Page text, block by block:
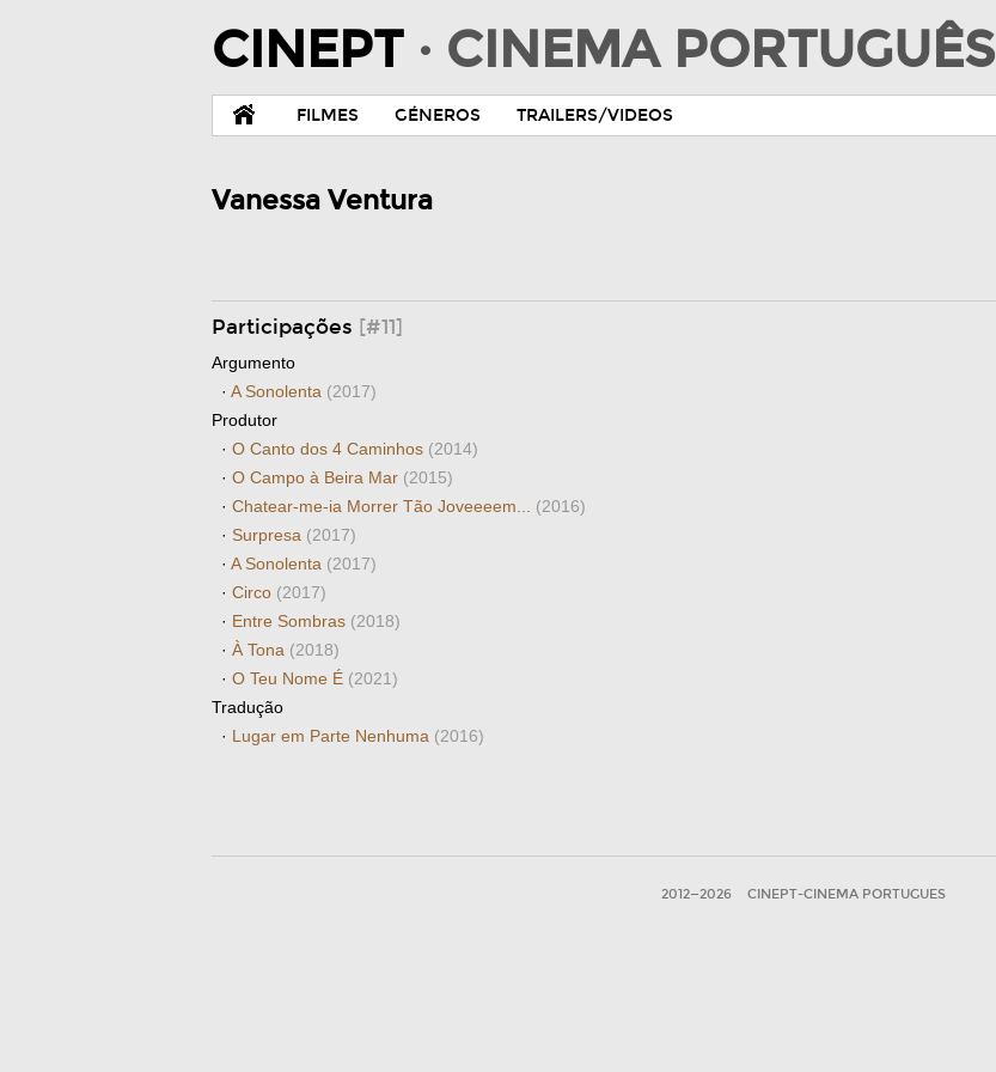
CINEPT · CINEMA PORTUGUÊS
FILMES GÉNEROS TRAILERS/VIDEOS
Vanessa Ventura
Participações [#11]
Argumento
· A Sonolenta (2017)
Produtor
· O Canto dos 4 Caminhos (2014)
· O Campo à Beira Mar (2015)
· Chatear-me-ia Morrer Tão Joveeeem... (2016)
· Surpresa (2017)
· A Sonolenta (2017)
· Circo (2017)
· Entre Sombras (2018)
· À Tona (2018)
· O Teu Nome É (2021)
Tradução
· Lugar em Parte Nenhuma (2016)
2012—2026 CINEPT-CINEMA PORTUGUES